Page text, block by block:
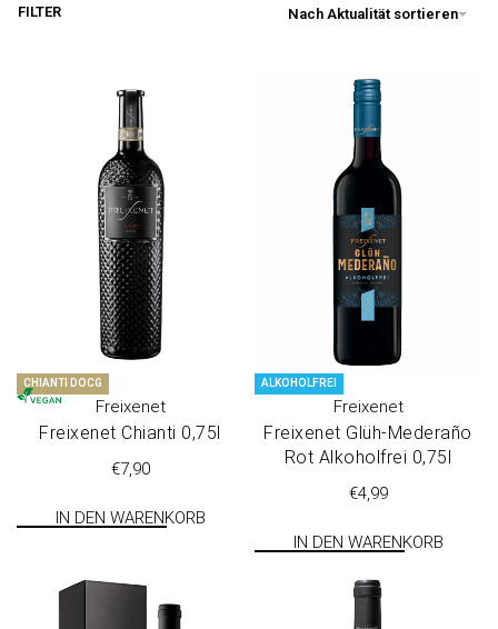
Nach Aktualität sortieren
FILTER
CHIANTI DOCG
Freixenet
Freixenet Chi­an­ti 0,75l
€7,90
IN DEN WARENKORB
ALKOHOLFREI
Freixenet
Freixenet Glüh-Medera­ño
Rot Alko­hol­frei 0,75l
€4,99
IN DEN WARENKORB